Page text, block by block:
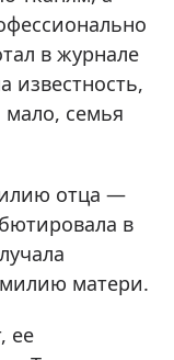
в журнале
известность,
мало, семья
отца —
в
матери.
ее